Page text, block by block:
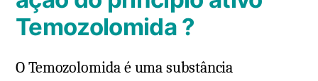
Temozolomida ?
O Temozolomida é uma substância